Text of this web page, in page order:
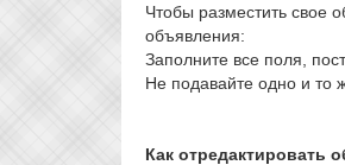
Чтобы разместить свое
объявления:
Заполните все поля,
Не подавайте одно и то
Как отредактировать